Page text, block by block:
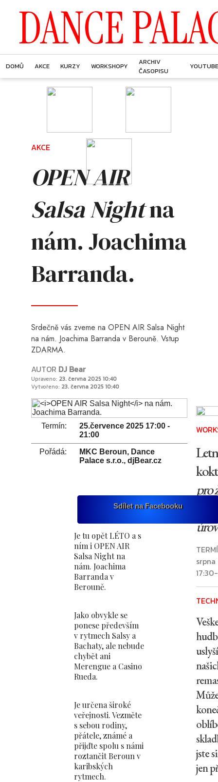
DANCE
DOMŮ AKCE KURZY WORKSHOPY
ARCHIV
ČASOPISU
YOUTUBE
AKCE
OPEN AIR
Salsa Nightna
nám. Joachima
Barranda.
Srdečně vás zveme na OPEN AIR Salsa Night
na nám. Joachima Barranda v Berouně. Vstup
ZDARMA.
AUTOR DJ Bear
Upraveno: 23. června 2025 10:40
Vytvořeno: 23. června 2025 10:40
Termín:
25.července 2025 17:00 -
21:00
Pořádá:
MKC Beroun, Dance
Palace s.r.o., djBear.cz
Sdílet na Facebooku
Je tu opět LÉTO a s
ním i OPEN AIR
Salsa Night na
nám. Joachima
Barranda v
Berouně.
Jako obvykle se
ponese především
v rytmech Salsy a
Bachaty, ale nebude
chybět ani
Merengue a Casino
Rueda.
Je určena široké
veřejnosti. Vezměte
s sebou rodiny,
přátele, známé a
přijďte spolu s námi
roztančit Beroun v
karibských
rytmech.
pro
jste
jen